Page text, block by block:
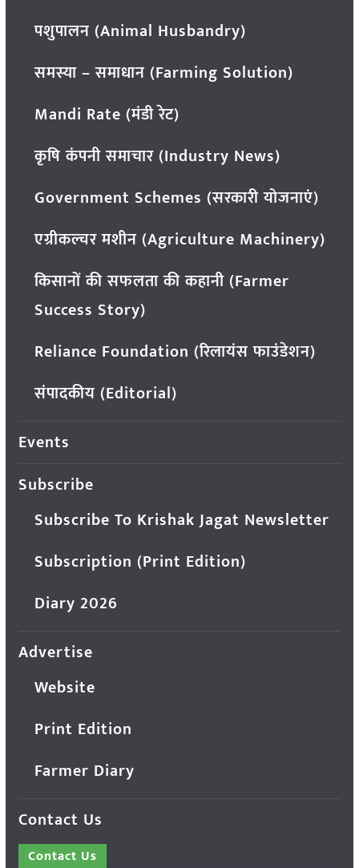
पशुपालन (Animal Husbandry)
समस्या – समाधान (Farming Solution)
Mandi Rate (मंडी रेट)
कृषि कंपनी समाचार (Industry News)
Government Schemes (सरकारी योजनाएं)
एग्रीकल्चर मशीन (Agriculture Machinery)
किसानों की सफलता की कहानी (Farmer
Success Story)
Reliance Foundation (रिलायंस फाउंडेशन)
संपादकीय (Editorial)
Events
Subscribe
Subscribe To Krishak Jagat Newsletter
Subscription (Print Edition)
Diary 2026
Advertise
Website
Print Edition
Farmer Diary
Contact Us
Contact Us